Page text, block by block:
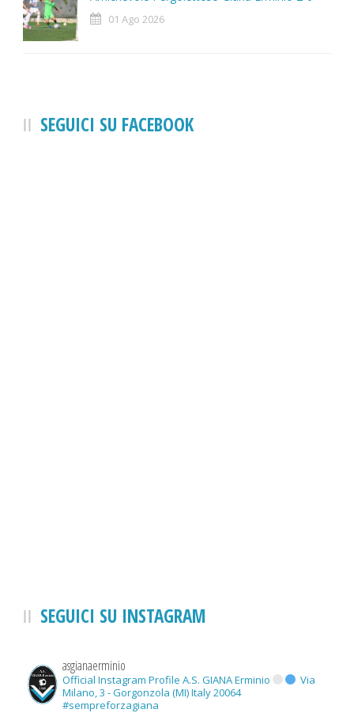
01 Ago 2026
SEGUICI SU FACEBOOK
SEGUICI SU INSTAGRAM
asgianaerminio
Official Instagram Profile A.S. GIANA Erminio
Via
Milano, 3 - Gorgonzola (MI) Italy 20064
#sempreforzagiana